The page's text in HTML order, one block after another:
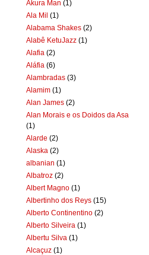
Akura Man (1)
Ala Mil (1)
Alabama Shakes (2)
Alabê KetuJazz (1)
Alafia (2)
Aláfia (6)
Alambradas (3)
Alamim (1)
Alan James (2)
Alan Morais e os Doidos da Asa
(1)
Alarde (2)
Alaska (2)
albanian (1)
Albatroz (2)
Albert Magno (1)
Albertinho dos Reys (15)
Alberto Continentino (2)
Alberto Silveira (1)
Albertu Silva (1)
Alcaçuz (1)